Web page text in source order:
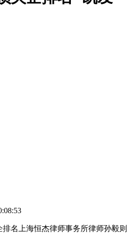
名上海恒杰律师事务所律师孙毅则